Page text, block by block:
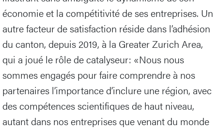
économie et la compétitivité de ses entreprises. Un
autre facteur de satisfaction réside dans l’adhésion
du canton, depuis 2019, à la Greater Zurich Area,
qui a joué le rôle de catalyseur: «Nous nous
sommes engagés pour faire comprendre à nos
partenaires l’importance d’inclure une région, avec
des compétences scientifiques de haut niveau,
autant dans nos entreprises que venant du monde